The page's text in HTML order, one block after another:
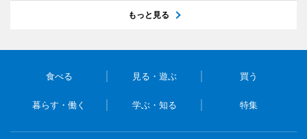
もっと見る
食べる 見る・遊ぶ 買う
暮らす・働く 学ぶ・知る 特集